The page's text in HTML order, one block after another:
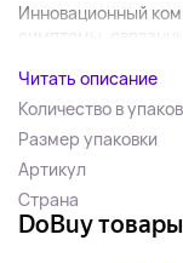
Инновационный
симптомы,
Читать описание
Количество в
Размер упаковки
Артикул
Страна